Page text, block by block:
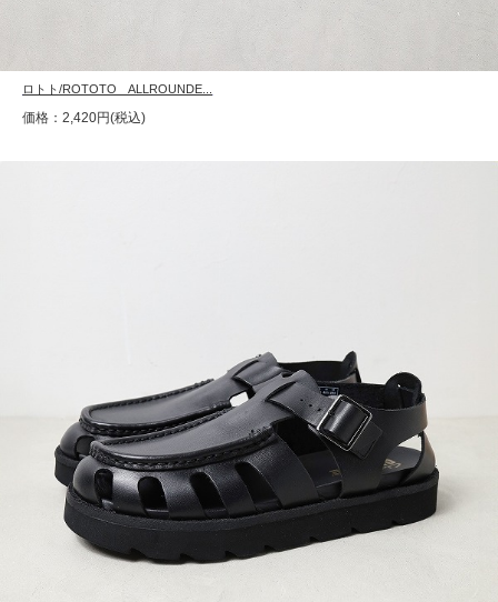
ロトト/ROTOTO ALLROUNDE...
価格：2,420円(税込)